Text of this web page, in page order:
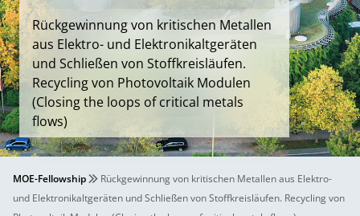
Rückgewinnung von kritischen Metallen
aus Elektro- und Elektronikaltgeräten
und Schließen von Stoffkreisläufen.
Recycling von Photovoltaik Modulen
(Closing the loops of critical metals
flows)
MOE-Fellowship
Rückgewinnung von kritischen Metallen aus Elektro-
und Elektronikaltgeräten und Schließen von Stoffkreisläufen. Recycling von